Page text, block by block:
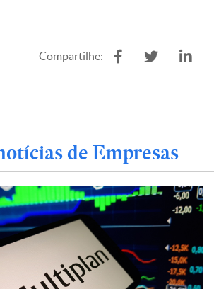
Compartilhe:
de Empresas